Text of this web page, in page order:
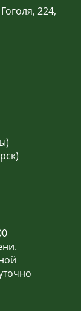
224,